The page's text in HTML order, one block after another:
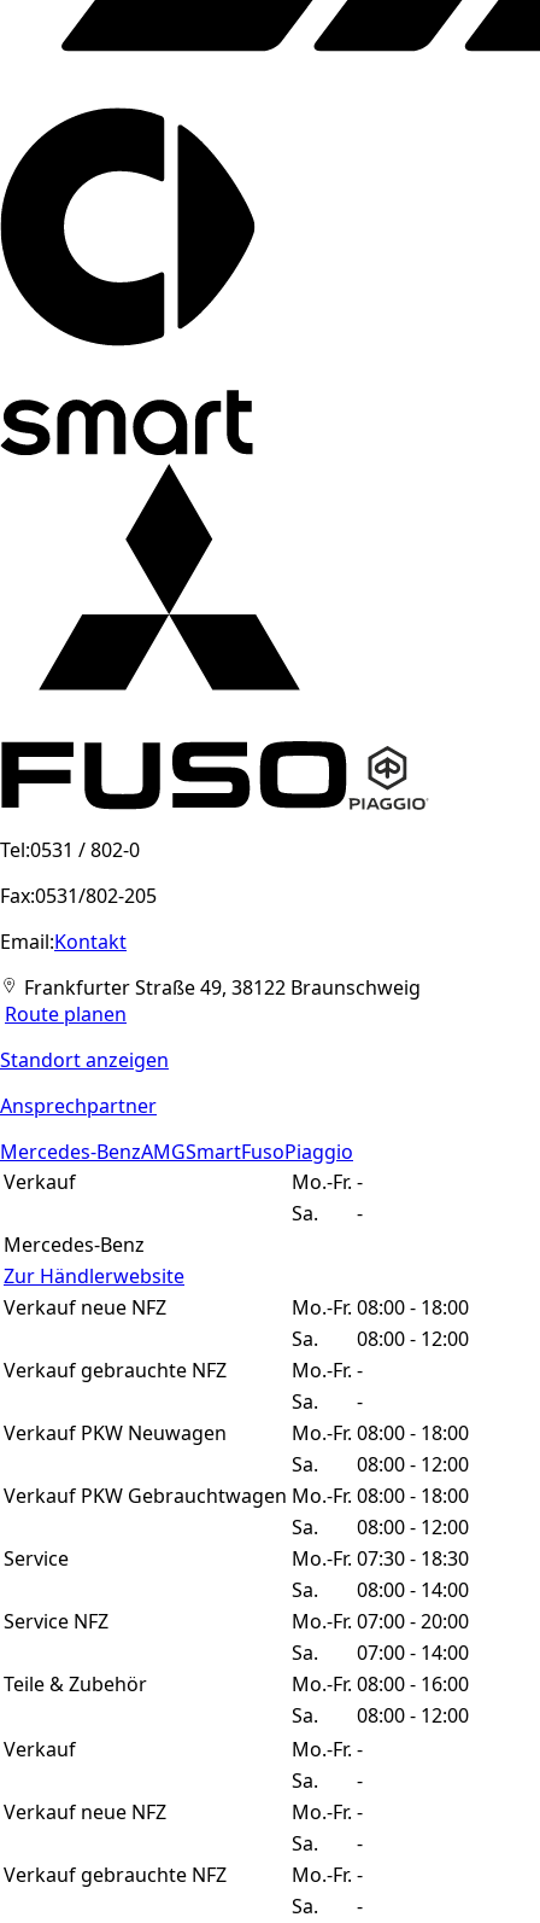
Tel:0531 / 802-0
Fax:0531/802-205
Email:Kontakt
Frankfurter Straße 49, 38122 Braunschweig
Route planen
Standort anzeigen
Ansprechpartner
Mercedes-BenzAMGSmartFusoPiaggio
Verkauf
Mo.-Fr. -
Sa.
-
Mercedes-Benz
Zur Händlerwebsite
Verkauf neue NFZ
Mo.-Fr. 08:00 - 18:00
Sa.
08:00 - 12:00
Verkauf gebrauchte NFZ
Mo.-Fr. -
Sa.
-
Verkauf PKW Neuwagen
Mo.-Fr. 08:00 - 18:00
Sa.
08:00 - 12:00
Verkauf PKW Gebrauchtwagen Mo.-Fr. 08:00 - 18:00
Sa.
08:00 - 12:00
Service
Mo.-Fr. 07:30 - 18:30
Sa.
08:00 - 14:00
Service NFZ
Mo.-Fr. 07:00 - 20:00
Sa.
07:00 - 14:00
Teile & Zubehör
Mo.-Fr. 08:00 - 16:00
Sa.
08:00 - 12:00
Verkauf
Mo.-Fr. -
Sa.
-
Verkauf neue NFZ
Mo.-Fr. -
Sa.
-
Verkauf gebrauchte NFZ
Mo.-Fr. -
Sa.
-